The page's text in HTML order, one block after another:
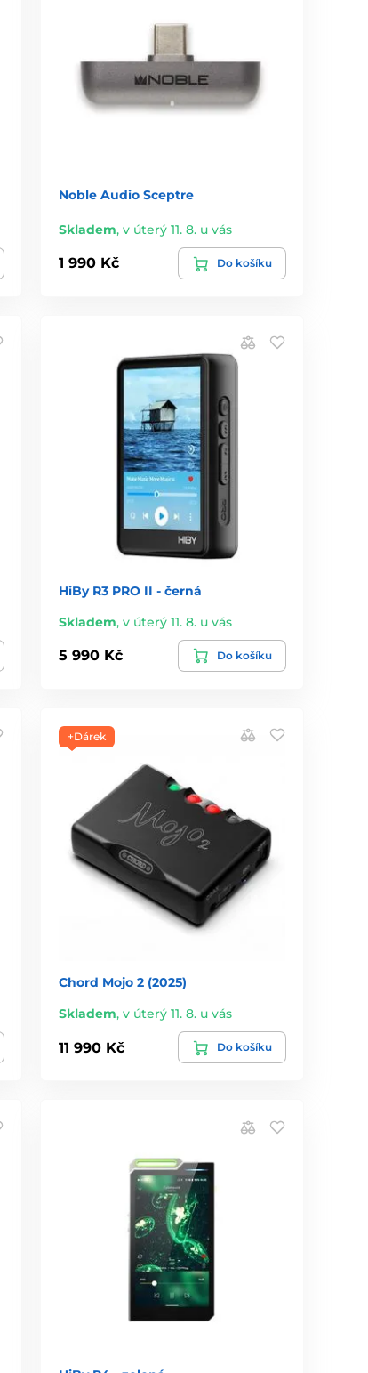
Noble Audio Sceptre
Skladem,v úterý 11. 8. u vás
1 990 Kč Do košíku
HiBy R3 PRO II - černá
Skladem,v úterý 11. 8. u vás
5 990 Kč Do košíku
+Dárek
Chord Mojo 2 (2025)
Skladem,v úterý 11. 8. u vás
11 990 Kč Do košíku